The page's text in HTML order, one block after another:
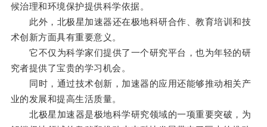
候治理和环境保护提供科学依据。
此外，北极星加速器还在极地科研合作、教育培训和技
术创新方面具有重要意义。
它不仅为科学家们提供了一个研究平台，也为年轻的研
究者提供了宝贵的学习机会。
同时，通过技术创新，加速器的应用还能够推动相关产
业的发展和提高生活质量。
北极星加速器是极地科学研究领域的一项重要突破，为